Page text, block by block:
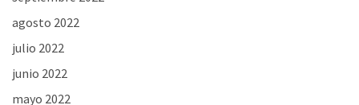
agosto 2022
julio 2022
junio 2022
mayo 2022